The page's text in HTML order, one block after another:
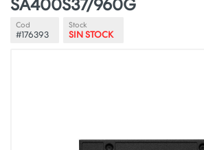
SA400S37/960G
Cod
#176393
Stock
SIN STOCK